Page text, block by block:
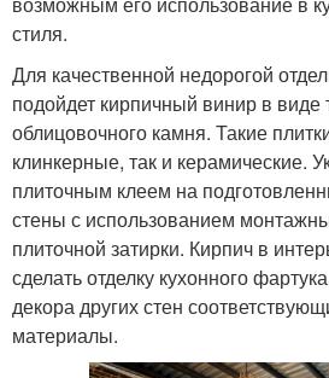
стиля.
Для качественной недорогой
подойдет кирпичный винир в виде
облицовочного камня. Такие
клинкерные, так и керамические.
плиточным клеем на
стены с использованием
плиточной затирки. Кирпич в
сделать отделку кухонного
декора других стен
материалы.